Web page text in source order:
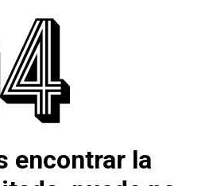
encontrar la